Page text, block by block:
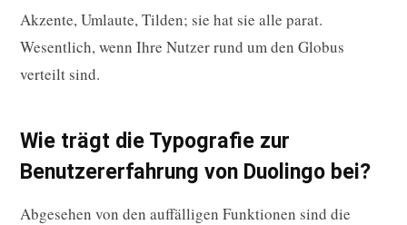
Akzente, Umlaute, Tilden; sie hat sie alle parat.
Wesentlich, wenn Ihre Nutzer rund um den Globus
verteilt sind.
Wie trägt die Typografie zur
Benutzererfahrung von Duolingo bei?
Abgesehen von den auffälligen Funktionen sind die